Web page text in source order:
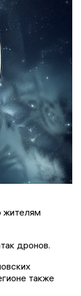
жителям
дронов.
также